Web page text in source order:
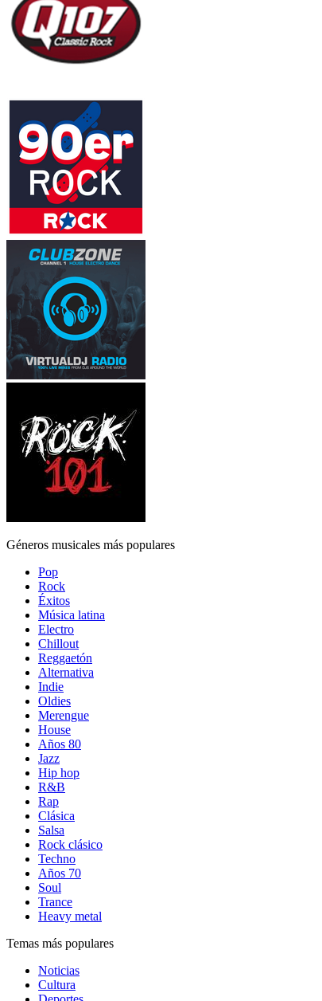
Géneros musicales más populares
Pop
Rock
Éxitos
Música latina
Electro
Chillout
Reggaetón
Alternativa
Indie
Oldies
Merengue
House
Años 80
Jazz
Hip hop
R&B
Rap
Clásica
Salsa
Rock clásico
Techno
Años 70
Soul
Trance
Heavy metal
Temas más populares
Noticias
Cultura